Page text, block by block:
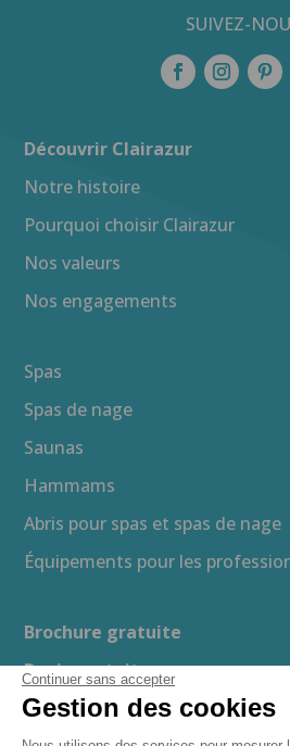
Continuer sans accepter
Gestion des cookies
SUIVEZ-
Découvrir Clairazur
Notre histoire
Pourquoi choisir Clairazur
Nos valeurs
Nos engagements
Spas
Spas de nage
Saunas
Hammams
Abris pour spas et spas de nage
Équipements pour les
Brochure gratuite
Devis gratuit
Guide d’achat